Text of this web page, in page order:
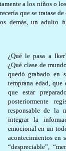
a los niños o
que se tratase
demás, un adulto
¿Qué le pasa a
¿Qué clase de
quedó grabado en
temprana edad,
que estar
posteriormente
responsable de la
integrar la
emocional en un
acontecimientos en
“despreciable”,